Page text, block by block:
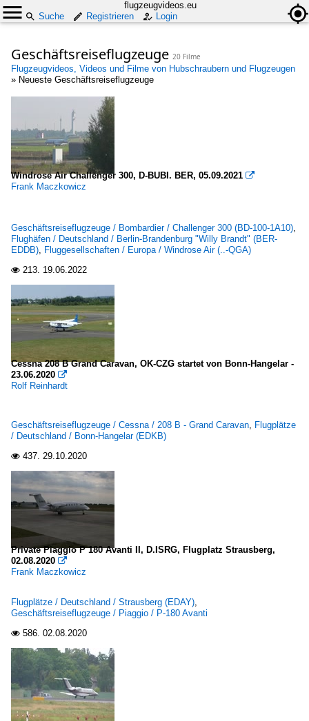
flugzeugvideos.eu
Suche
Registrieren Login
Geschäftsreiseflugzeuge 20 Filme
Flugzeugvideos, Videos und Filme von Hubschraubern und Flugzeugen
» Neueste Geschäftsreiseflugzeuge
Windrose Air Challenger 300, D-BUBI. BER, 05.09.2021 
Frank Maczkowicz
Geschäftsreiseflugzeuge / Bombardier / Challenger 300 (BD-100-1A10),
Flughäfen / Deutschland / Berlin-Brandenburg "Willy Brandt" (BER-
EDDB), Fluggesellschaften / Europa / Windrose Air (..-QGA)
 213. 19.06.2022
Cessna 208 B Grand Caravan, OK-CZG startet von Bonn-Hangelar -
23.06.2020 
Rolf Reinhardt
Geschäftsreiseflugzeuge / Cessna / 208 B - Grand Caravan, Flugplätze
/ Deutschland / Bonn-Hangelar (EDKB)
 437. 29.10.2020
Private Piaggio P 180 Avanti II, D.ISRG, Flugplatz Strausberg,
02.08.2020 
Frank Maczkowicz
Flugplätze / Deutschland / Strausberg (EDAY),
Geschäftsreiseflugzeuge / Piaggio / P-180 Avanti
 586. 02.08.2020